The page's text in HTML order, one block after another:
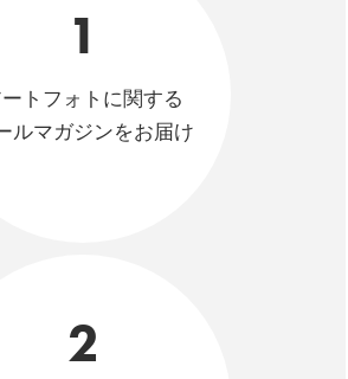
1
トフォトに関する
ルマガジンをお届け
2